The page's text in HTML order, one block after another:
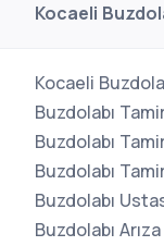
Kocaeli
Kocaeli
Buzdolabı
Buzdolabı
Buzdolabı
Buzdolabı
Buzdolabı